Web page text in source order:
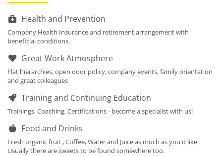
Health and Prevention
Company Health Insurance and retirement arrangement with
beneficial conditions.
Great Work Atmosphere
Flat hierarchies, open door policy, company events, family orientation
and great colleagues
Training and Continuing Education
Trainings, Coaching, Certifications - become a specialist with us!
Food and Drinks
Fresh organic fruit , Coffee, Water and Juice as much as you'd like.
Usually there are sweets to be found somewhere too.